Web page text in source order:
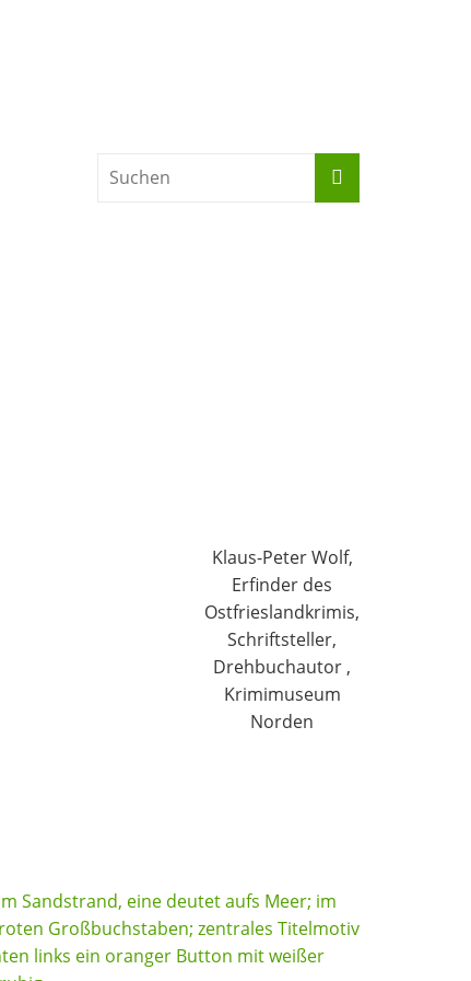
Klaus-Peter Wolf,
Erfinder des
Ostfrieslandkrimis,
Schriftsteller,
Drehbuchautor ,
Krimimuseum
Norden